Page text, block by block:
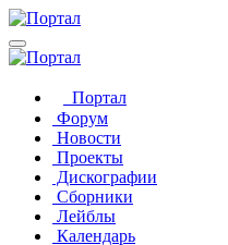
Портал
Форум
Новости
Проекты
Дискографии
Сборники
Лейблы
Календарь